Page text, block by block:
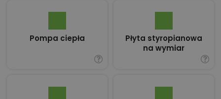
Pompa ciepła
Płyta styropianowa
na wymiar